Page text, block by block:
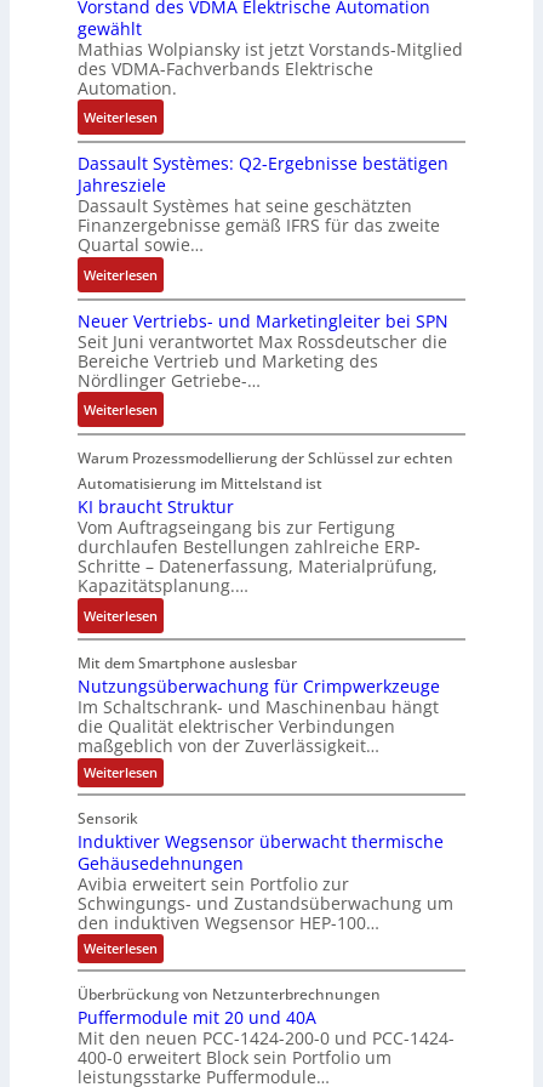
w
i
c
k
l
u
n
g
t
e
m
e
r
ä
f
t
h
i
n
e
n
A
n
l
a
g
e
n
b
a
u
s
i
t
i
v
e
M
o
m
e
n
t
a
u
f
n
a
h
m
e
g
e
p
r
t
i
v
a
b
l
e
S
t
e
u
e
r
u
n
g
t
L
a
s
e
r
t
r
i
a
n
g
u
a
t
o
s
T
-
R
ü
c
k
g
r
a
t
d
e
r
F
a
b
k
Vorstand des VDMA Elektrische Automation
gewählt
Mathias Wolpiansky ist jetzt Vorstands-Mitglied
des VDMA-Fachverbands Elektrische
Automation.
Weiterlesen:
R
o
s
e
S
y
s
t
e
m
t
e
c
h
n
i
k
-
G
e
s
c
h
ä
f
t
s
f
ü
e
r
z
u
m
V
o
r
s
t
Dassault Systèmes: Q2-Ergebnisse bestätigen
Jahresziele
Dassault Systèmes hat seine geschätzten
Finanzergebnisse gemäß IFRS für das zweite
Quartal sowie…
Weiterlesen:
D
a
s
s
a
u
l
t
S
y
s
t
è
m
e
s
:
Q
2
-
E
r
n
i
s
s
e
e
s
t
ä
Neuer Vertriebs- und Marketingleiter bei SPN
Seit Juni verantwortet Max Rossdeutscher die
Bereiche Vertrieb und Marketing des
Nördlinger Getriebe-…
Weiterlesen:
N
e
u
e
r
V
e
r
t
r
i
e
b
s
-
u
n
M
a
r
k
e
t
n
g
l
e
Warum Prozessmodellierung der Schlüssel zur echten
Automatisierung im Mittelstand ist
KI braucht Struktur
Vom Auftragseingang bis zur Fertigung
durchlaufen Bestellungen zahlreiche ERP-
Schritte – Datenerfassung, Materialprüfung,
Kapazitätsplanung.…
Weiterlesen:
K
I
b
r
a
u
c
h
S
t
r
u
k
t
r
Mit dem Smartphone auslesbar
Nutzungsüberwachung für Crimpwerkzeuge
Im Schaltschrank- und Maschinenbau hängt
die Qualität elektrischer Verbindungen
maßgeblich von der Zuverlässigkeit…
Weiterlesen:
N
z
u
n
g
s
ü
b
e
r
w
a
c
h
u
n
Sensorik
Induktiver Wegsensor überwacht thermische
Gehäusedehnungen
Avibia erweitert sein Portfolio zur
Schwingungs- und Zustandsüberwachung um
den induktiven Wegsensor HEP-100…
Weiterlesen:
I
d
u
k
t
i
v
Überbrückung von Netzunterbrechnungen
Puffermodule mit 20 und 40A
Mit den neuen PCC-1424-200-0 und PCC-1424-
400-0 erweitert Block sein Portfolio um
leistungsstarke Puffermodule…